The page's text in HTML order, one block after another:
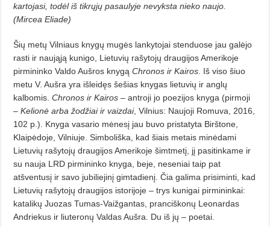
kartojasi, todėl iš tikrųjų pasaulyje nevyksta nieko naujo.
(Mircea Eliade)
Šių metų Vilniaus knygų mugės lankytojai stenduose jau galėjo
rasti ir naująją kunigo, Lietuvių rašytojų draugijos Amerikoje
pirmininko Valdo Aušros knygąChronos ir Kairos . Iš viso šiuo
metu V. Aušra yra išleidęs šešias knygas lietuvių ir anglų
kalbomis.Chronos ir Kairos – antroji jo poezijos knyga (pirmoji
–Kelionė arba žodžiai ir vaizdai, Vilnius: Naujoji Romuva, 2016,
102 p.). Knyga vasario mėnesį jau buvo pristatyta Birštone,
Klaipėdoje, Vilniuje. Simboliška, kad šiais metais minėdami
Lietuvių rašytojų draugijos Amerikoje šimtmetį, jį pasitinkame ir
su nauja LRD pirmininko kny­ga, beje, neseniai taip pat
atšventusį ir savo jubiliejinį gimtadienį. Čia galima prisiminti, kad
Lietuvių rašytojų draugijos istorijoje – trys kunigai pirmininkai:
katalikų Juozas Tumas-Vaižgantas, pranciškonų Leonardas
Andriekus ir liuteronų Valdas Aušra. Du iš jų – poetai.